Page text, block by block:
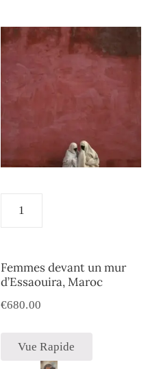
Femmes devant un mur
d’Essaouira, Maroc
€680.00
Vue Rapide